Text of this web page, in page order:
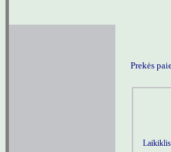
Prekės